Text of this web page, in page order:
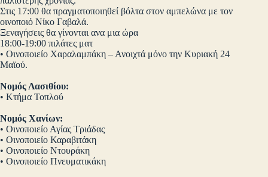
Στις 17:00 θα πραγματοποιηθεί βόλτα στον αμπελώνα με τον
οινοποιό Νίκο Γαβαλά.
Ξεναγήσεις θα γίνονται ανα μια ώρα
18:00-19:00 πιλάτες ματ
• Οινοποιείο Χαραλαμπάκη – Ανοιχτά μόνο την Κυριακή 24
Μαϊού.
Νομός Λασιθίου:
• Κτήμα Τοπλού
Νομός Χανίων:
• Οινοποιείο Αγίας Τριάδας
• Οινοποιείο Καραβιτάκη
• Οινοποιείο Ντουράκη
• Οινοποιείο Πνευματικάκη